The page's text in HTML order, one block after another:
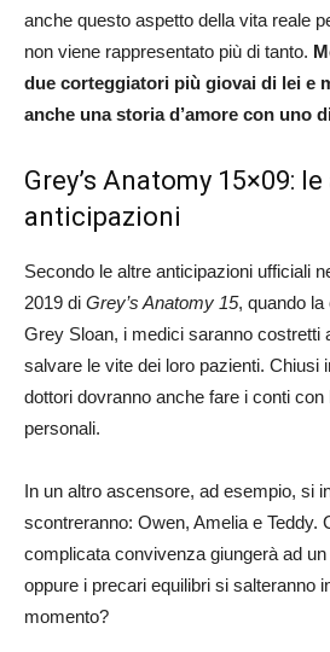
anche questo aspetto della vita reale
non viene rappresentato più di tanto.
due corteggiatori più giovai di lei e
anche una storia d’amore con uno
Grey’s Anatomy 15×09:
anticipazioni
Secondo le altre anticipazioni ufficiali
2019 di Grey’s Anatomy 15, quando la
Grey Sloan, i medici saranno costretti
salvare le vite dei loro pazienti. Chiusi
dottori dovranno anche fare i conti con
personali.
In un altro ascensore, ad esempio, si
scontreranno: Owen, Amelia e Teddy.
complicata convivenza giungerà ad
oppure i precari equilibri si salteranno
momento?